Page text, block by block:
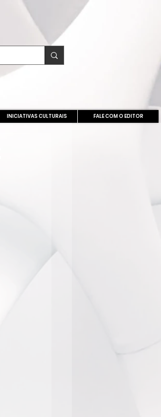
INICIATIVAS CULTURAIS FALE COM O EDITOR